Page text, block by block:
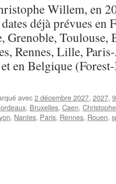
Willem, en
déjà prévues en
Grenoble, Toulouse,
Rennes, Lille,
et en Belgique
avec2 décembre 2027, 2027,
, Bruxelles, Caen,
, Nantes, Paris, Rennes, Rouen,